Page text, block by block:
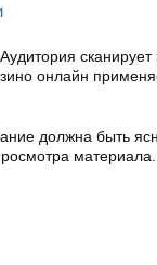
онлайн
должна быть
материала.